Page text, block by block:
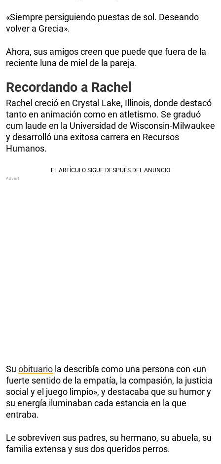
«Siempre persiguiendo puestas de sol. Deseando
volver a Grecia».
Ahora, sus amigos creen que puede que fuera de la
reciente luna de miel de la pareja.
Recordando a Rachel
Rachel creció en Crystal Lake, Illinois, donde destacó
tanto en animación como en atletismo. Se graduó
cum laude en la Universidad de Wisconsin-Milwaukee
y desarrolló una exitosa carrera en Recursos
Humanos.
Su obituario la describía como una persona con «un
fuerte sentido de la empatía, la compasión, la justicia
social y el juego limpio», y destacaba que su humor y
su energía iluminaban cada estancia en la que
entraba.
Le sobreviven sus padres, su hermano, su abuela, su
familia extensa y sus dos queridos perros.